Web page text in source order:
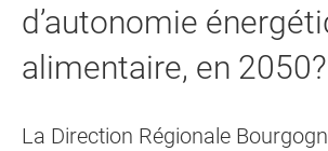
d’autonomie
alimentaire, en 2050?
La Direction Régionale